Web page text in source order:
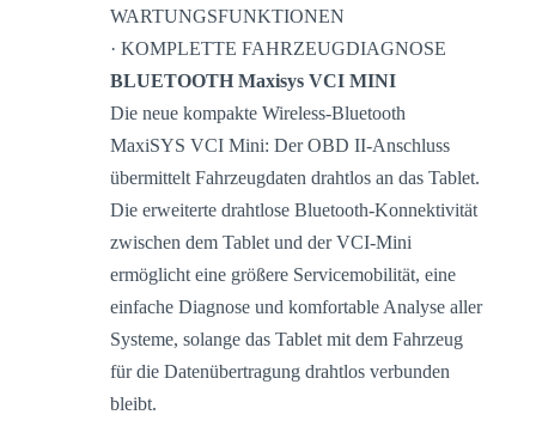
WARTUNGSFUNKTIONEN
· KOMPLETTE FAHRZEUGDIAGNOSE
BLUETOOTH Maxisys VCI MINI
Die neue kompakte Wireless-Bluetooth
MaxiSYS VCI Mini: Der OBD II-Anschluss
übermittelt Fahrzeugdaten drahtlos an das Tablet.
Die erweiterte drahtlose Bluetooth-Konnektivität
zwischen dem Tablet und der VCI-Mini
ermöglicht eine größere Servicemobilität, eine
einfache Diagnose und komfortable Analyse aller
Systeme, solange das Tablet mit dem Fahrzeug
für die Datenübertragung drahtlos verbunden
bleibt.